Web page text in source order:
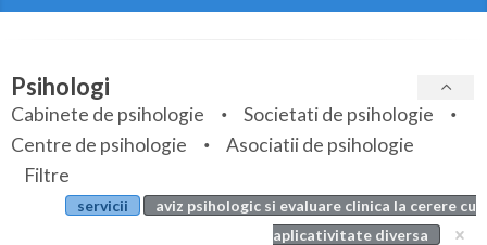
Arges
Bihor
Bistrita-Nasaud
Botosani
Specialitati
Servicii
Articole
Evenimente
Psihologi
Cabinete de psihologie
Societati de psihologie
Centre de psihologie
Asociatii de psihologie
Filtre
servicii
aviz psihologic si evaluare clinica la cerere cu
aplicativitate diversa